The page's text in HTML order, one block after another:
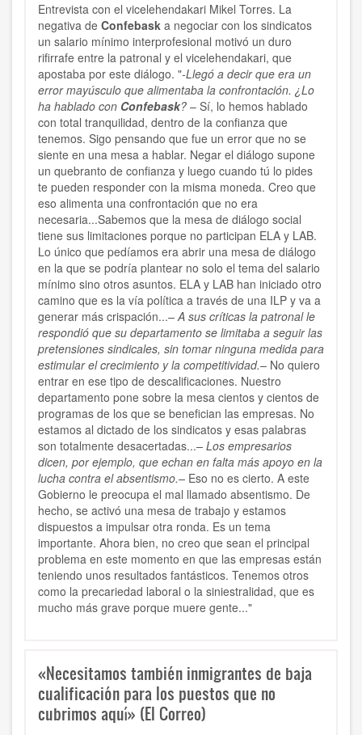
Entrevista con el vicelehendakari Mikel Torres. La
negativa de Confebask a negociar con los sindicatos
un salario mínimo interprofesional motivó un duro
rifirrafe entre la patronal y el vicelehendakari, que
apostaba por este diálogo. "-Llegó a decir que era un
error mayúsculo que alimentaba la confrontación. ¿Lo
ha hablado con Confebask? – Sí, lo hemos hablado
con total tranquilidad, dentro de la confianza que
tenemos. Sigo pensando que fue un error que no se
siente en una mesa a hablar. Negar el diálogo supone
un quebranto de confianza y luego cuando tú lo pides
te pueden responder con la misma moneda. Creo que
eso alimenta una confrontación que no era
necesaria...Sabemos que la mesa de diálogo social
tiene sus limitaciones porque no participan ELA y LAB.
Lo único que pedíamos era abrir una mesa de diálogo
en la que se podría plantear no solo el tema del salario
mínimo sino otros asuntos. ELA y LAB han iniciado otro
camino que es la vía política a través de una ILP y va a
generar más crispación...– A sus críticas la patronal le
respondió que su departamento se limitaba a seguir las
pretensiones sindicales, sin tomar ninguna medida para
estimular el crecimiento y la competitividad.– No quiero
entrar en ese tipo de descalificaciones. Nuestro
departamento pone sobre la mesa cientos y cientos de
programas de los que se benefician las empresas. No
estamos al dictado de los sindicatos y esas palabras
son totalmente desacertadas...– Los empresarios
dicen, por ejemplo, que echan en falta más apoyo en la
lucha contra el absentismo.– Eso no es cierto. A este
Gobierno le preocupa el mal llamado absentismo. De
hecho, se activó una mesa de trabajo y estamos
dispuestos a impulsar otra ronda. Es un tema
importante. Ahora bien, no creo que sean el principal
problema en este momento en que las empresas están
teniendo unos resultados fantásticos. Tenemos otros
como la precariedad laboral o la siniestralidad, que es
mucho más grave porque muere gente..."
«Necesitamos también inmigrantes de baja
cualificación para los puestos que no
cubrimos aquí» (El Correo)